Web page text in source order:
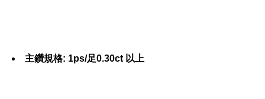
主鑽規格: 1ps/足0.30ct 以上